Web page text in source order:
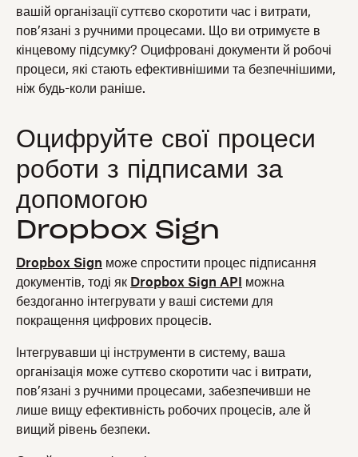
вашій організації суттєво скоротити час і витрати,
пов’язані з ручними процесами. Що ви отримуєте в
кінцевому підсумку? Оцифровані документи й робочі
процеси, які стають ефективнішими та безпечнішими,
ніж будь-коли раніше.
Оцифруйте свої процеси
роботи з підписами за
допомогою
Dropbox Sign
Dropbox Sign може спростити процес підписання
документів, тоді як Dropbox Sign API
можна
бездоганно інтегрувати у ваші системи для
покращення цифрових процесів.
Інтегрувавши ці інструменти в систему, ваша
організація може суттєво скоротити час і витрати,
пов’язані з ручними процесами, забезпечивши не
лише вищу ефективність робочих процесів, але й
вищий рівень безпеки.